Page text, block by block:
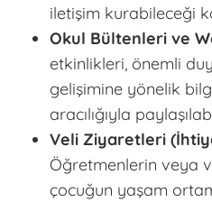
iletişim kurabileceği
Okul Bültenleri ve
etkinlikleri, önemli
gelişimine yönelik
aracılığıyla
Veli Ziyaretleri
Öğretmenlerin veya
çocuğun yaşam